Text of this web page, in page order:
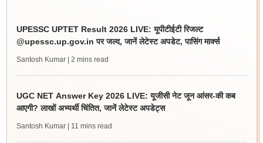
UPESSC UPTET Result 2026 LIVE: यूपीटीईटी रिजल्ट
@upessc.up.gov.in पर जल्द, जानें लेटेस्ट अपडेट, पासिंग मार्क्स
Santosh Kumar | 2 mins read
UGC NET Answer Key 2026 LIVE: यूजीसी नेट जून आंसर-की कब
आएगी? लाखों अभ्यर्थी चिंतित, जानें लेटेस्ट अपडेट्स
Santosh Kumar | 11 mins read